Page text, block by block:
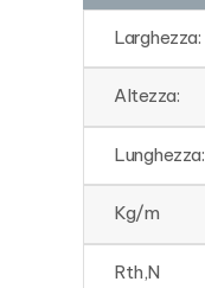
Larghezza:
Altezza:
Lunghezza:
Kg/m
Rth,N